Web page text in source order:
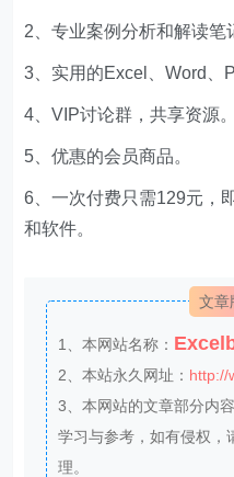
2、专业案例分析和解读笔
3、实用的Excel、Word、
4、VIP讨论群，共享资源。
5、优惠的会员商品。
6、一次付费只需129元，
和软件。
文章
1、本网站名称：
2、本站永久网址： http://
3、本网站的文章部分内
学习与参考，如有侵权，
理。